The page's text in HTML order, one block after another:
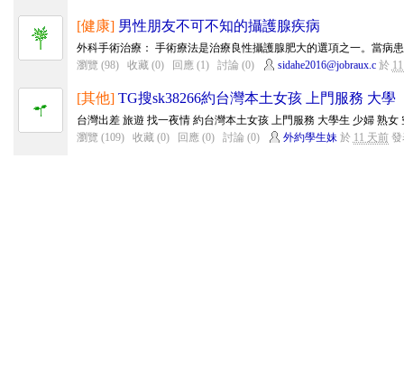
[健康] 男性朋友不可不知的攝護腺疾病
外科手術治療： 手術療法是治療良性攝護腺肥大的選項之一。當病
瀏覽 (98)
收藏 (0) 回應 (1) 討論 (0) sidahe2016@jobraux.c於
[其他] TG搜sk38266約台灣本土女孩 上門服務 大學
台灣出差 旅遊 找一夜情 約台灣本土女孩 上門服務 大學生 少婦 熟女
瀏覽 (109)
收藏 (0) 回應 (0) 討論 (0) 外約學生妹於 11 天前發